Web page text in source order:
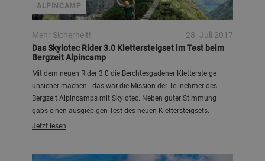
ALPINCAMP
Mehr Sicherheit!
28. Juli 2017
Das Skylotec Rider 3.0 Klettersteigset im Test beim
Bergzeit Alpincamp
Mit dem neuen Rider 3.0 die Berchtesgadener Klettersteige
unsicher machen - das war die Mission der Teilnehmer des
Bergzeit Alpincamps mit Skylotec. Neben guter Stimmung
gabs einen ausgiebigen Test des neuen Klettersteigsets.
Jetzt lesen